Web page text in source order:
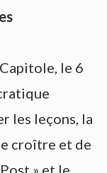
le 6
les leçons, la
croître et de
» et le